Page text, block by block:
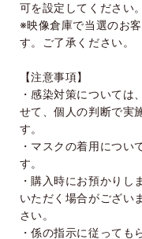
可を設定してください。
※映像倉庫で当選のお
す。ご了承ください。
【注意事項】
・感染対策については
せて、個人の判断で実
す。
・マスクの着用につい
す。
・購入時にお預かりし
いただく場合がござい
さい。
・係の指示に従っても